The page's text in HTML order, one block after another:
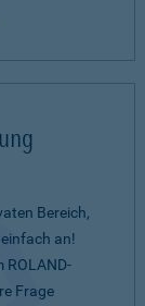
Bereich,
an!
ROLAND-
Frage